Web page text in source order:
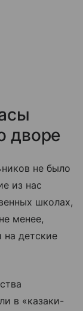
дворе
не было
из нас
школах,
менее,
на детские
в «казаки-